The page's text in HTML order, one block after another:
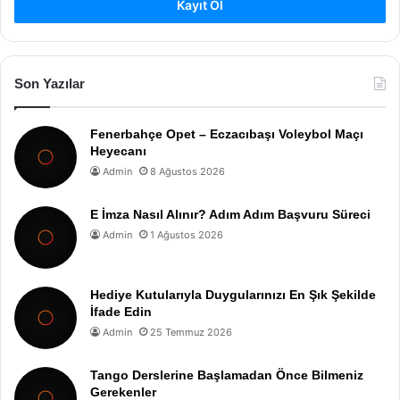
Kayıt Ol
Son Yazılar
Fenerbahçe Opet – Eczacıbaşı Voleybol Maçı
Heyecanı
Admin 8 Ağustos 2026
E İmza Nasıl Alınır? Adım Adım Başvuru Süreci
Admin 1 Ağustos 2026
Hediye Kutularıyla Duygularınızı En Şık Şekilde
İfade Edin
Admin 25 Temmuz 2026
Tango Derslerine Başlamadan Önce Bilmeniz
Gerekenler